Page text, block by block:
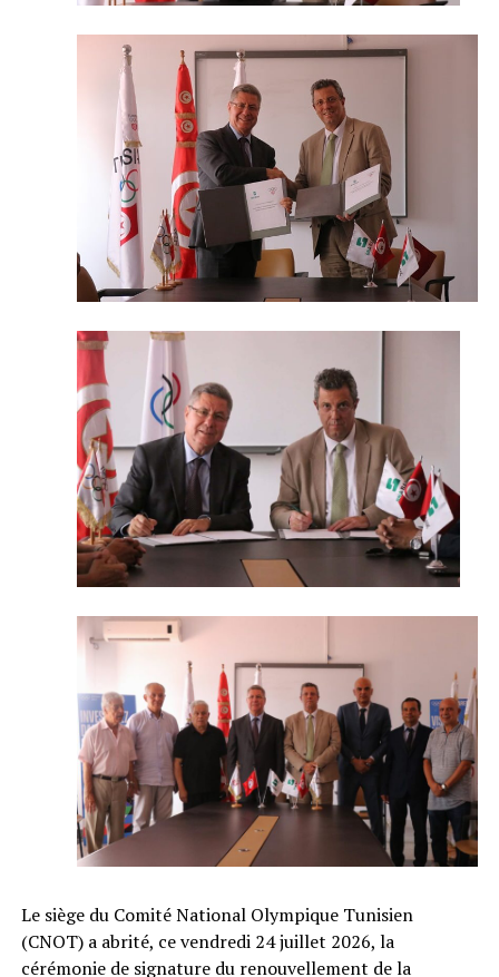
Le siège du Comité National Olympique Tunisien
(CNOT) a abrité, ce vendredi 24 juillet 2026, la
cérémonie de signature du renouvellement de la